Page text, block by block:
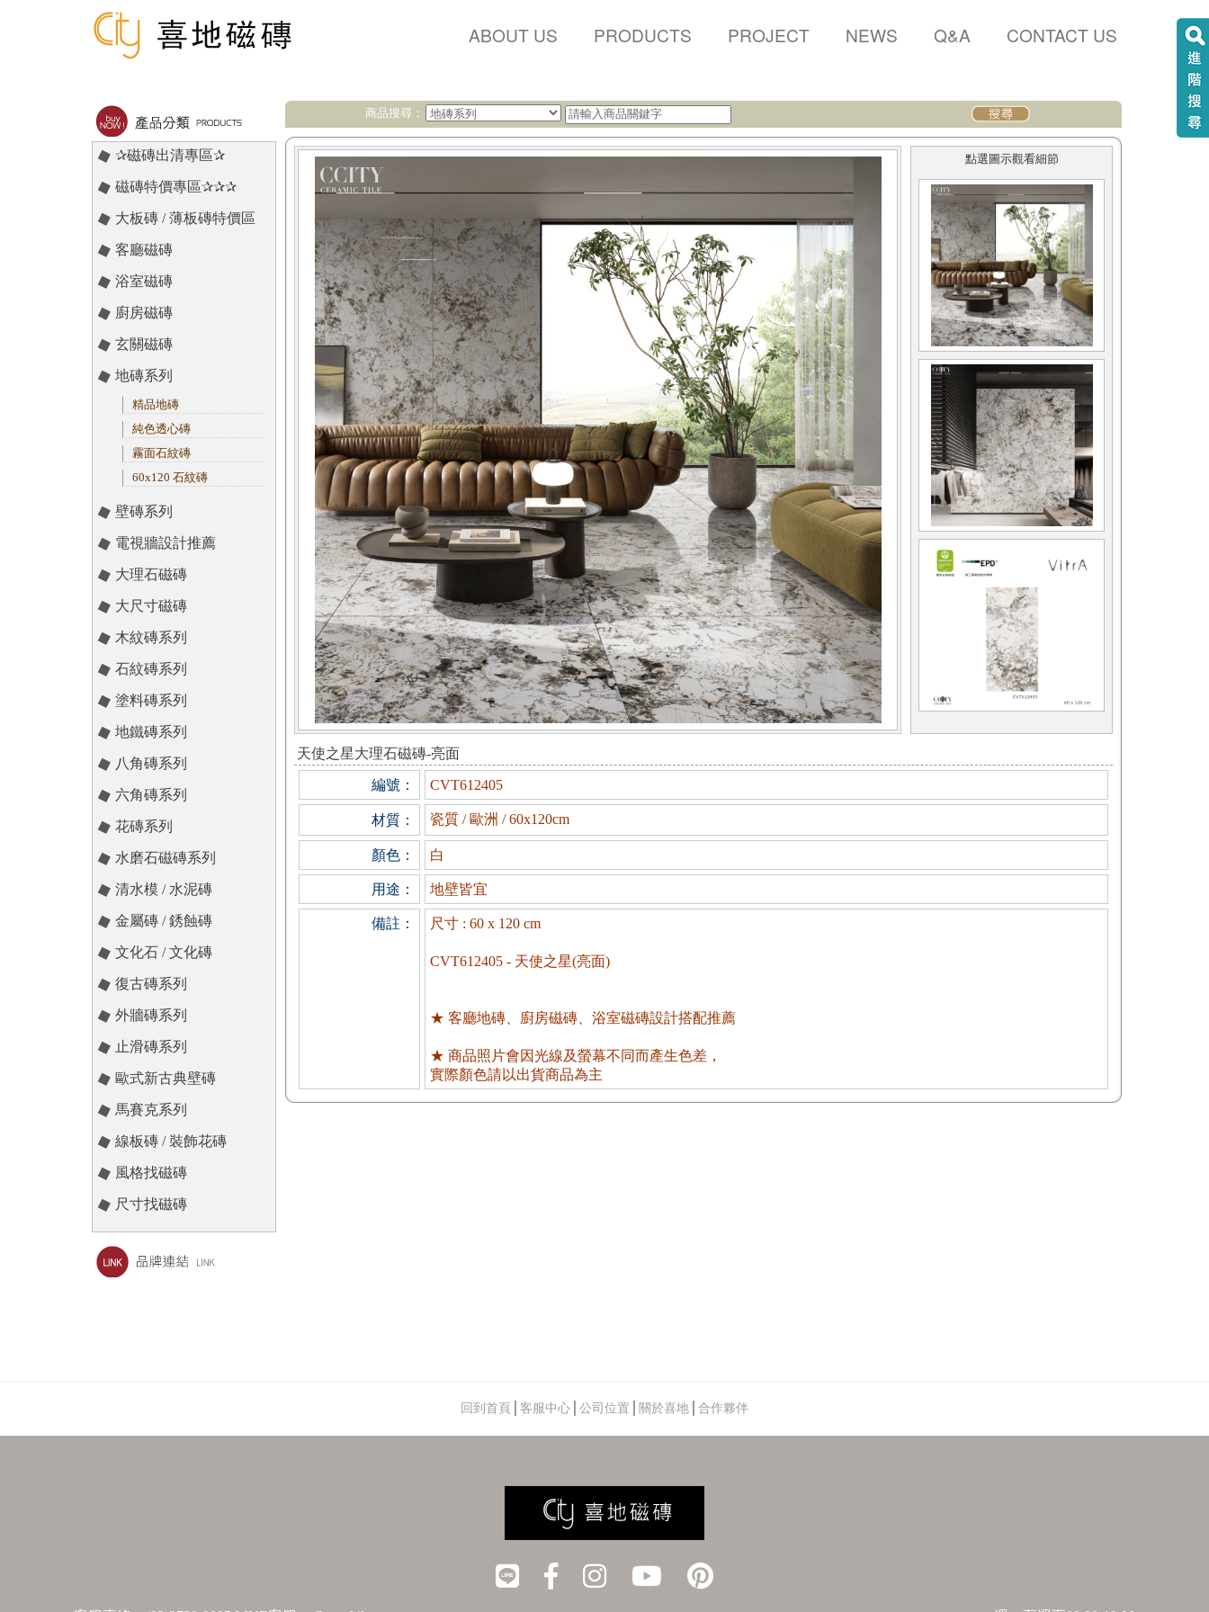
CONTACT US
Q&A
NEWS
PROJECT
PRODUCTS
ABOUT US
✰磁磚出清專區✰
磁磚特價專區✰✰✰
大板磚 / 薄板磚特價區
客廳磁磚
浴室磁磚
廚房磁磚
玄關磁磚
地磚系列
精品地磚
純色透心磚
霧面石紋磚
60x120 石紋磚
壁磚系列
電視牆設計推薦
大理石磁磚
大尺寸磁磚
木紋磚系列
石紋磚系列
塗料磚系列
地鐵磚系列
八角磚系列
六角磚系列
花磚系列
水磨石磁磚系列
清水模 / 水泥磚
金屬磚 / 銹蝕磚
文化石 / 文化磚
復古磚系列
外牆磚系列
止滑磚系列
歐式新古典壁磚
馬賽克系列
線板磚 / 裝飾花磚
風格找磁磚
尺寸找磁磚
商品搜尋：
點選圖示觀看細節
天使之星大理石磁磚-亮面
編號： CVT612405
材質： 瓷質 / 歐洲 / 60x120cm
顏色： 白
用途： 地壁皆宜
備註： 尺寸 : 60 x 120 cm
CVT612405 - 天使之星(亮面)
★ 客廳地磚、廚房磁磚、浴室磁磚設計搭配推薦
★ 商品照片會因光線及螢幕不同而產生色差，
實際顏色請以出貨商品為主
回到首頁 客服中心 公司位置 關於喜地 合作夥伴